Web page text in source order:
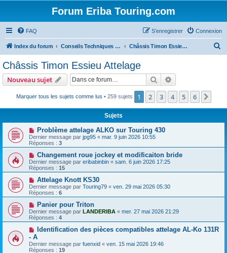
Forum Eriba Touring.com
FAQ Connexion
S’enregistrer
Index du forum Conseils Techniques Accessoires & Modifications Châssis Timon Essieu Attelage
Châssis Timon Essieu Attelage
Nouveau sujet Rechercher
Marquer tous les sujets comme lus • 259 sujets 1 2 3 4 5 6
Sujets
Problème attelage ALKO sur Touring 430
Dernier message par jpg95 « mar. 9 juin 2026 10:55
Réponses : 3
Changement roue jockey et modificaiton bride
Dernier message par eribabinbin « sam. 6 juin 2026 17:25
Réponses : 15
Attelage Knott KS30
Dernier message par Touring79 « ven. 29 mai 2026 05:30
Réponses : 6
Panier pour Triton
Dernier message par LANDERIBA « mer. 27 mai 2026 21:29
Réponses : 4
Identification des pièces compatibles attelage AL-Ko 131R
- A
Dernier message par fuenxid « ven. 15 mai 2026 19:46
Réponses : 19